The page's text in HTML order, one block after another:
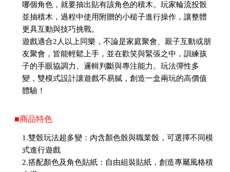
哪個角色，就要抽出貼有該角色的積木。玩家輪流投骰
並抽積木，過程中使用附贈的小槌子進行操作，讓整體
更具互動與技巧挑戰。
遊戲適合2人以上同樂，不論是家庭聚會、親子互動或朋
友聚會，皆能輕鬆上手，並在歡笑與緊張之中，訓練孩
子的手眼協調力、邏輯判斷與專注能力。玩法彈性多
變，雙模式設計讓遊戲不易膩，創造一盒兩玩的高價值
體驗！
■商品特色
1.雙骰玩法超多變：內含顏色骰與職業骰，可選擇不同模
式進行遊戲
2.搭配顏色及角色貼紙：自由組裝貼紙，創造專屬風格積